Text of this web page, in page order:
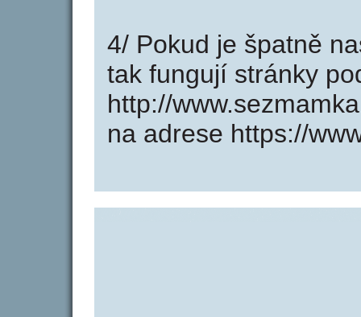
4/ Pokud je špatně
tak fungují stránky
http://
na adrese https://